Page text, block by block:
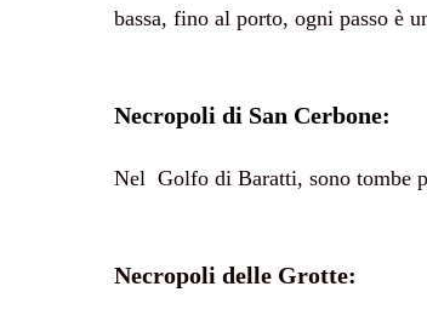
bassa, fino al porto, ogni passo è
Necropoli di San Cerbone:
Nel Golfo di Baratti, sono tombe
Necropoli delle Grotte: